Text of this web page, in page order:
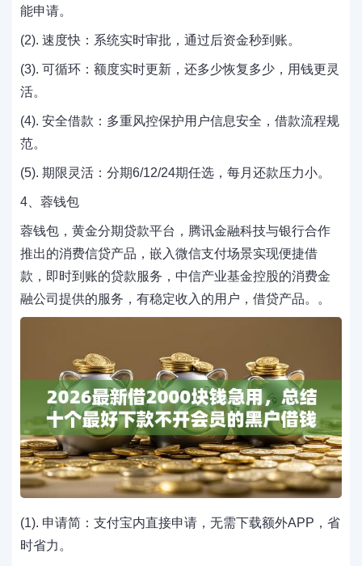
能申请。
(2). 速度快：系统实时审批，通过后资金秒到账。
(3). 可循环：额度实时更新，还多少恢复多少，用钱更灵
活。
(4). 安全借款：多重风控保护用户信息安全，借款流程规
范。
(5). 期限灵活：分期6/12/24期任选，每月还款压力小。
4、蓉钱包
蓉钱包，黄金分期贷款平台，腾讯金融科技与银行合作
推出的消费信贷产品，嵌入微信支付场景实现便捷借
款，即时到账的贷款服务，中信产业基金控股的消费金
融公司提供的服务，有稳定收入的用户，借贷产品。。
(1). 申请简：支付宝内直接申请，无需下载额外APP，省
时省力。